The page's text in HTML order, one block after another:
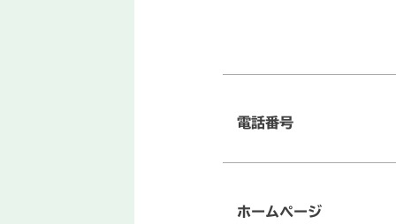
電話番号
ホームページ